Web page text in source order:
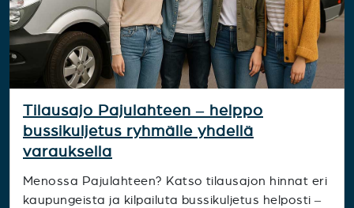
Tilausajo Pajulahteen – helppo
bussikuljetus ryhmälle yhdellä
varauksella
Menossa Pajulahteen? Katso tilausajon hinnat eri
kaupungeista ja kilpailuta bussikuljetus helposti –